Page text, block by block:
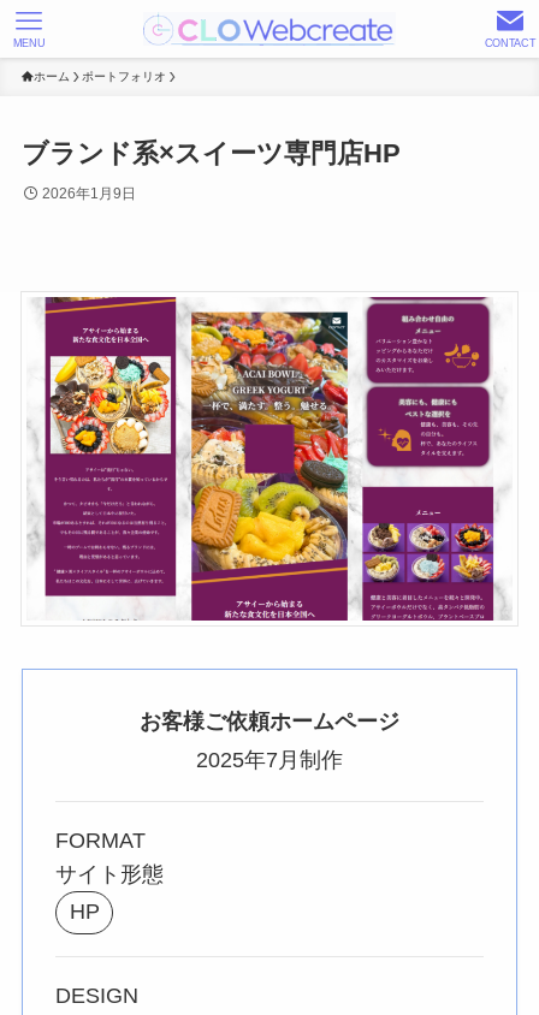
CONTACT
MENU
ホーム ポートフォリオ
ブランド系×スイーツ専門店HP
2026年1月9日
お客様ご依頼ホームページ
2025年7月制作
FORMAT
サイト形態
HP
DESIGN